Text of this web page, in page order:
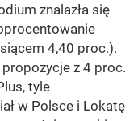
znalazła się
4,40 proc.).
z 4 proc.
tyle
w Polsce i Lokatę